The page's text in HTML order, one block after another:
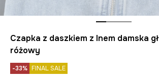
Czapka z daszkiem z lnem damska
różowy
-33% FINAL SALE